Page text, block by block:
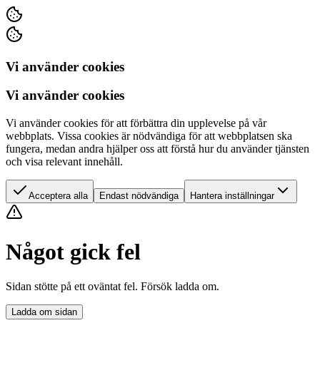
Vi använder cookies
Vi använder cookies
Vi använder cookies för att förbättra din upplevelse på vår
webbplats. Vissa cookies är nödvändiga för att webbplatsen ska
fungera, medan andra hjälper oss att förstå hur du använder tjänsten
och visa relevant innehåll.
Acceptera alla Endast nödvändiga Hantera inställningar
Något gick fel
Sidan stötte på ett oväntat fel. Försök ladda om.
Ladda om sidan